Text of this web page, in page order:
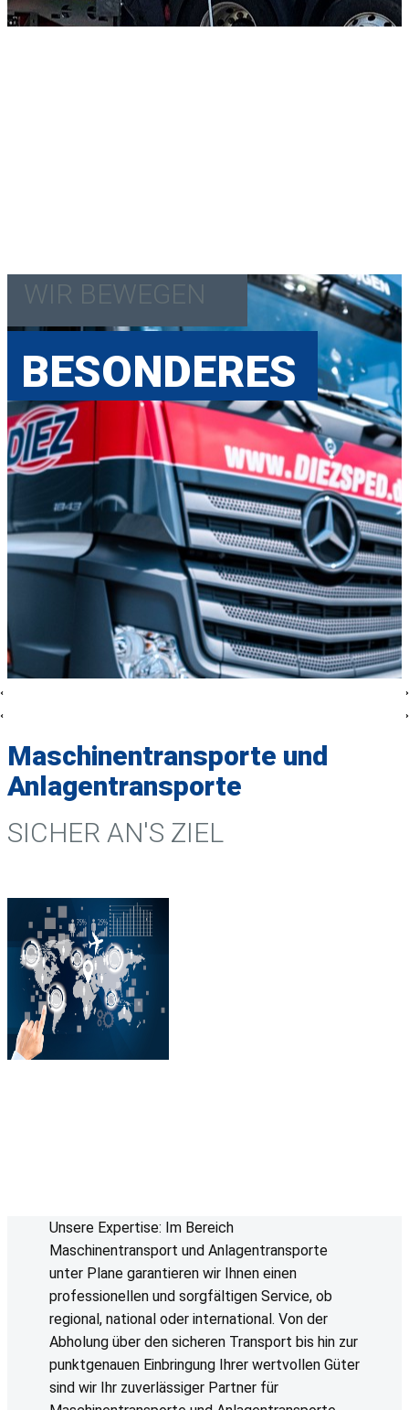
WIR BEWEGEN
BESONDERES
Maschinentransporte und
Anlagentransporte
SICHER AN'S ZIEL
Unsere Expertise: Im Bereich
Maschinentransport und Anlagentransporte
unter Plane garantieren wir Ihnen einen
professionellen und sorgfältigen Service, ob
regional, national oder international. Von der
Abholung über den sicheren Transport bis hin zur
punktgenauen Einbringung Ihrer wertvollen Güter
sind wir Ihr zuverlässiger Partner für